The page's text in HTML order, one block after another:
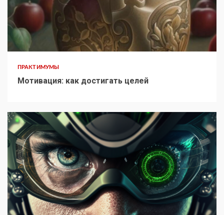
ПРАКТИМУМЫ
Мотивация: как достигать целей